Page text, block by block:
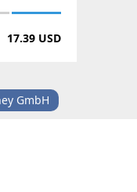
17.39 USD
GmbH